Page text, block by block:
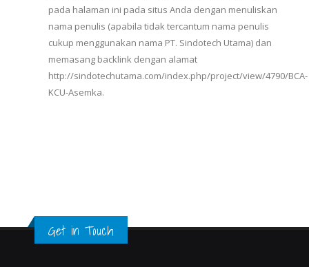
pada halaman ini pada situs Anda dengan menuliskan
nama penulis (apabila tidak tercantum nama penulis
cukup menggunakan nama PT. Sindotech Utama) dan
memasang backlink dengan alamat
http://sindotechutama.com/index.php/project/view/4790/BCA-
KCU-Asemka.
Get in Touch